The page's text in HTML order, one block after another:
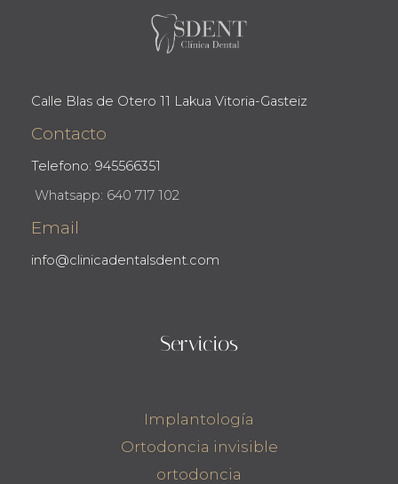
Calle Blas de Otero 11 Lakua Vitoria-Gasteiz
Contacto
Telefono: 945566351
Whatsapp: 640 717 102
Email
info@clinicadentalsdent.com
Servicios
Implantología
Ortodoncia invisible
ortodoncia